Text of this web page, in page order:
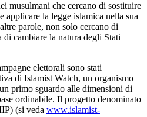
musulmani che cercano di sostituire
applicare la legge islamica nella sua
parole, non solo cercano di
cambiare la natura degli Stati
elettorali sono stati
di Islamist Watch, un organismo
primo sguardo alle dimensioni di
ordinabile. Il progetto denominato
(si veda www.islamist-